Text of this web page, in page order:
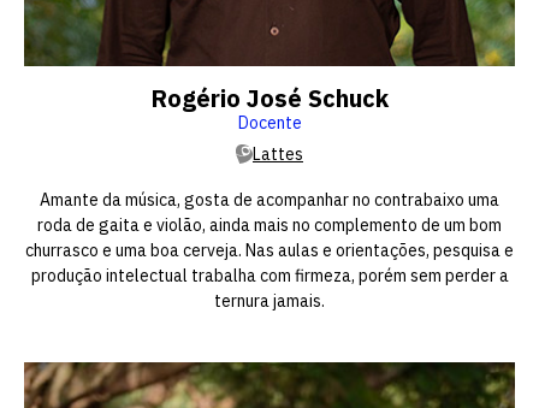
Rogério José Schuck
Docente
Lattes
Amante da música, gosta de acompanhar no contrabaixo uma
roda de gaita e violão, ainda mais no complemento de um bom
churrasco e uma boa cerveja. Nas aulas e orientações, pesquisa e
produção intelectual trabalha com firmeza, porém sem perder a
ternura jamais.